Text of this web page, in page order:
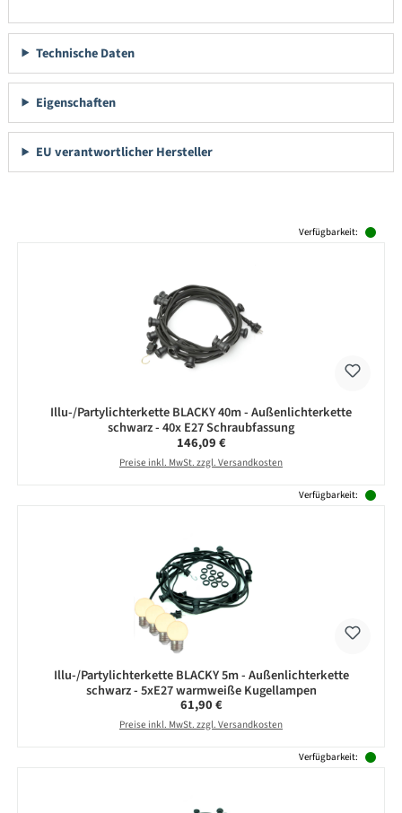
Technische Daten
Eigenschaften
EU verantwortlicher Hersteller
Verfügbarkeit:
Illu-/Partylichterkette BLACKY 40m - Außenlichterkette
schwarz - 40x E27 Schraubfassung
Regulärer Preis:
146,09 €
Preise inkl. MwSt. zzgl. Versandkosten
Verfügbarkeit:
Illu-/Partylichterkette BLACKY 5m - Außenlichterkette
schwarz - 5xE27 warmweiße Kugellampen
Regulärer Preis:
61,90 €
Preise inkl. MwSt. zzgl. Versandkosten
Verfügbarkeit: